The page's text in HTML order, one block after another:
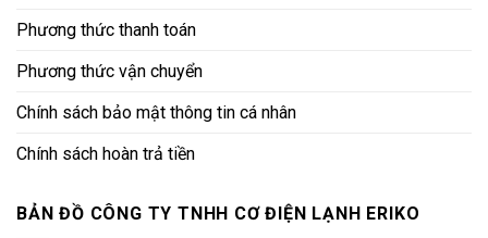
Phương thức thanh toán
Phương thức vận chuyển
Chính sách bảo mật thông tin cá nhân
Chính sách hoàn trả tiền
BẢN ĐỒ CÔNG TY TNHH CƠ ĐIỆN LẠNH ERIKO